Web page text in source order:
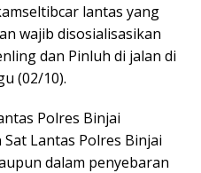
lantas yang
wajib disosialisasikan
dan Pinluh di jalan di
(02/10).
Polres Binjai
Lantas Polres Binjai
dalam penyebaran